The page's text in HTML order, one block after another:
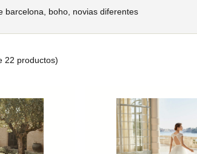
barcelona, boho, novias diferentes
22 productos)